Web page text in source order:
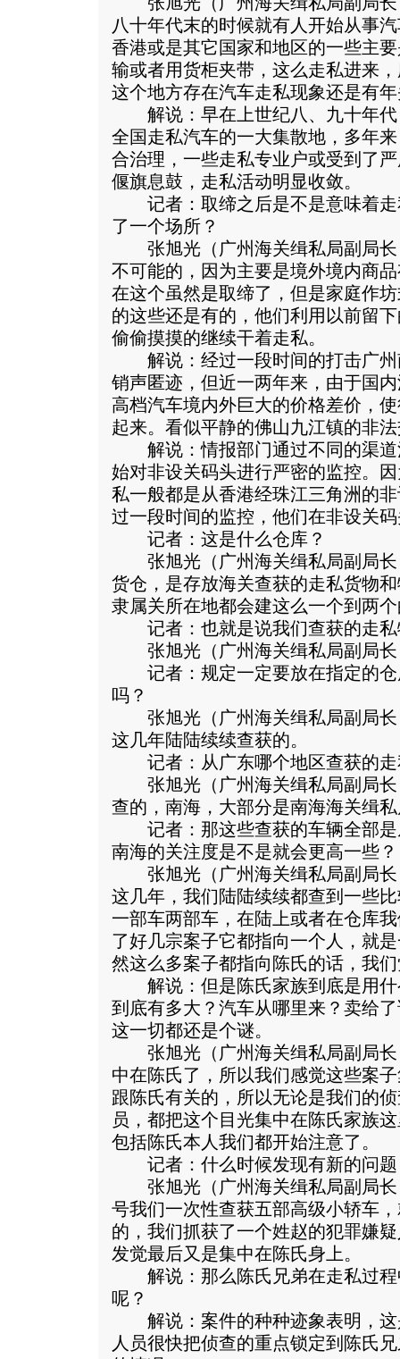
八十年代末的时候就有人开始从事
香港或是其它国家和地区的一些主
输或者用货柜夹带，这么走私进来
这个地方存在汽车走私现象还是有
解说：早在上世纪八、九十年代
全国走私汽车的一大集散地，多年
合治理，一些走私专业户或受到了
偃旗息鼓，走私活动明显收敛。
记者：取缔之后是不是意味着走
了一个场所？
张旭光（广州海关缉私局副局长
不可能的，因为主要是境外境内商
在这个虽然是取缔了，但是家庭作
的这些还是有的，他们利用以前留
偷偷摸摸的继续干着走私。
解说：经过一段时间的打击广州
销声匿迹，但近一两年来，由于国
高档汽车境内外巨大的价格差价，
起来。看似平静的佛山九江镇的非
解说：情报部门通过不同的渠道
始对非设关码头进行严密的监控。
私一般都是从香港经珠江三角洲的
过一段时间的监控，他们在非设关
记者：这是什么仓库？
张旭光（广州海关缉私局副局长
货仓，是存放海关查获的走私货物
隶属关所在地都会建这么一个到两
记者：也就是说我们查获的走私
张旭光（广州海关缉私局副局长
记者：规定一定要放在指定的仓
吗？
张旭光（广州海关缉私局副局长
这几年陆陆续续查获的。
记者：从广东哪个地区查获的走
张旭光（广州海关缉私局副局长
查的，南海，大部分是南海海关缉
记者：那这些查获的车辆全部是
南海的关注度是不是就会更高一些？
张旭光（广州海关缉私局副局长
这几年，我们陆陆续续都查到一些
一部车两部车，在陆上或者在仓库
了好几宗案子它都指向一个人，就
然这么多案子都指向陈氏的话，我
解说：但是陈氏家族到底是用什
到底有多大？汽车从哪里来？卖给
这一切都还是个谜。
张旭光（广州海关缉私局副局长
中在陈氏了，所以我们感觉这些案
跟陈氏有关的，所以无论是我们的
员，都把这个目光集中在陈氏家族
包括陈氏本人我们都开始注意了。
记者：什么时候发现有新的问题
张旭光（广州海关缉私局副局长
号我们一次性查获五部高级小轿车
的，我们抓获了一个姓赵的犯罪嫌
发觉最后又是集中在陈氏身上。
解说：那么陈氏兄弟在走私过程
呢？
解说：案件的种种迹象表明，这
人员很快把侦查的重点锁定到陈氏